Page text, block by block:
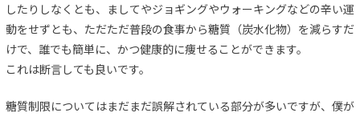
したりしなくとも、ましてやジョギングやウォーキングなどの辛い運
動をせずとも、ただただ普段の食事から糖質（炭水化物）を減らすだ
けで、誰でも簡単に、かつ健康的に痩せることができます。
これは断言しても良いです。
糖質制限についてはまだまだ誤解されている部分が多いですが、僕が